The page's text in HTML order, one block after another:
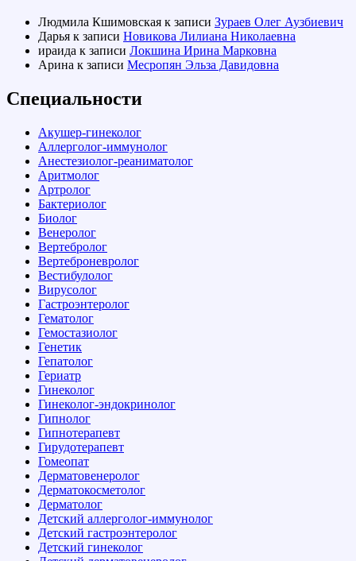
Людмила Кшимовская к записи Зураев Олег Аузбиевич
Дарья к записи Новикова Лилиана Николаевна
ираида к записи Локшина Ирина Марковна
Арина к записи Месропян Эльза Давидовна
Специальности
Акушер-гинеколог
Аллерголог-иммунолог
Анестезиолог-реаниматолог
Аритмолог
Артролог
Бактериолог
Биолог
Венеролог
Вертебролог
Вертеброневролог
Вестибулолог
Вирусолог
Гастроэнтеролог
Гематолог
Гемостазиолог
Генетик
Гепатолог
Гериатр
Гинеколог
Гинеколог-эндокринолог
Гипнолог
Гипнотерапевт
Гирудотерапевт
Гомеопат
Дерматовенеролог
Дерматокосметолог
Дерматолог
Детский аллерголог-иммунолог
Детский гастроэнтеролог
Детский гинеколог